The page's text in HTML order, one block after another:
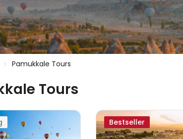
Pamukkale Tours
Tours
Bestseller